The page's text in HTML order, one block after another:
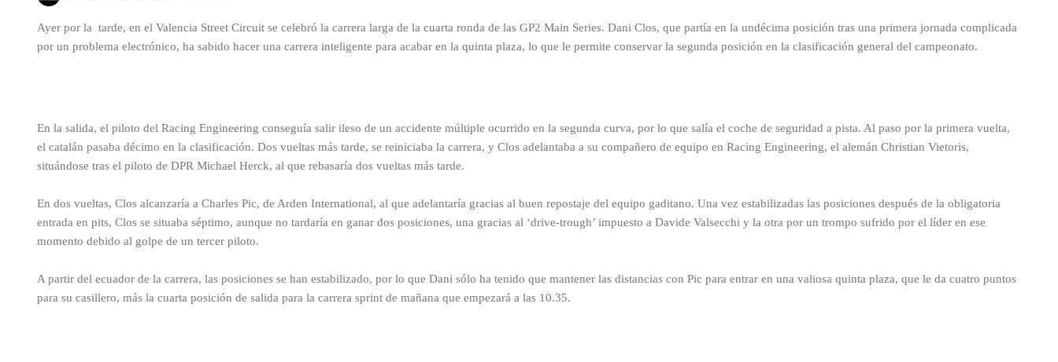
Ayer por la tarde, en el Valencia Street Circuit se celebró la carrera larga de la cuarta ronda de las GP2 Main Series. Dani Clos, que partía en la undécima posición tras una primera jornada complicada
por un problema electrónico, ha sabido hacer una carrera inteligente para acabar en la quinta plaza, lo que le permite conservar la segunda posición en la clasificación general del campeonato.
En la salida, el piloto del Racing Engineering conseguía salir ileso de un accidente múltiple ocurrido en la segunda curva, por lo que salía el coche de seguridad a pista. Al paso por la primera vuelta,
el catalán pasaba décimo en la clasificación. Dos vueltas más tarde, se reiniciaba la carrera, y Clos adelantaba a su compañero de equipo en Racing Engineering, el alemán Christian Vietoris,
situándose tras el piloto de DPR Michael Herck, al que rebasaría dos vueltas más tarde.
En dos vueltas, Clos alcanzaría a Charles Pic, de Arden International, al que adelantaría gracias al buen repostaje del equipo gaditano. Una vez estabilizadas las posiciones después de la obligatoria
entrada en pits, Clos se situaba séptimo, aunque no tardaría en ganar dos posiciones, una gracias al ‘drive-trough’ impuesto a Davide Valsecchi y la otra por un trompo sufrido por el líder en ese
momento debido al golpe de un tercer piloto.
A partir del ecuador de la carrera, las posiciones se han estabilizado, por lo que Dani sólo ha tenido que mantener las distancias con Pic para entrar en una valiosa quinta plaza, que le da cuatro puntos
para su casillero, más la cuarta posición de salida para la carrera sprint de mañana que empezará a las 10.35.